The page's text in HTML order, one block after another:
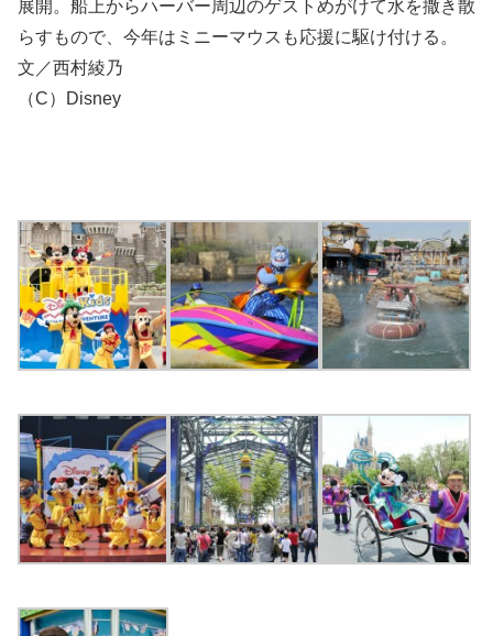
展開。船上からハーバー周辺のゲストめがけて水を撒き散
らすもので、今年はミニーマウスも応援に駆け付ける。
文／西村綾乃
（C）Disney